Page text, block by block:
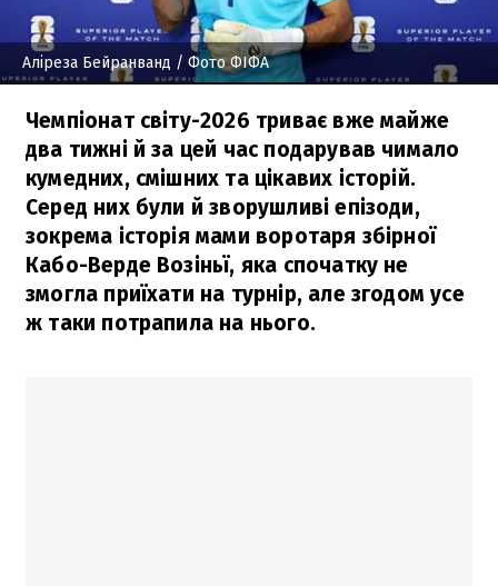
Аліреза Бейранванд / Фото ФІФА
Чемпіонат світу-2026 триває вже майже
два тижні й за цей час подарував чимало
кумедних, смішних та цікавих історій.
Серед них були й зворушливі епізоди,
зокрема історія мами воротаря збірної
Кабо-Верде Возіньї, яка спочатку не
змогла приїхати на турнір, але згодом усе
ж таки потрапила на нього.